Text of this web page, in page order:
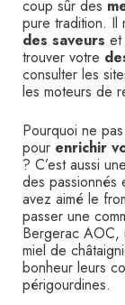
coup sûr des
pure tradition. Il
des saveurs et
trouver votre
consulter les
les moteurs de
Pourquoi ne
pour enrichir
? C’est aussi
des passionnés
avez aimé le
passer une
Bergerac AOC,
miel de
bonheur leurs
périgourdines.